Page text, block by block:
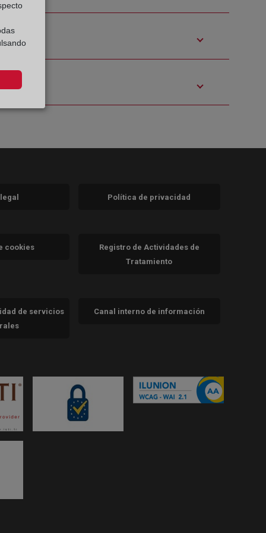
Política de privacidad
cookies
Registro de Actividades de
Tratamiento
de servicios
Canal interno de información